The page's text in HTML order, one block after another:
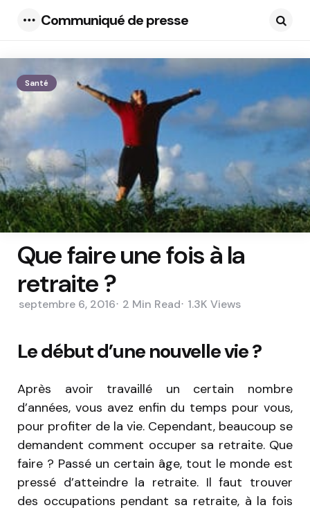
Communiqué de presse
Santé
Que faire une fois à la
retraite ?
septembre 6, 2016 2 Min Read 1.3K Views
Le début d’une nouvelle vie ?
Après avoir travaillé un certain nombre
d’années, vous avez enfin du temps pour vous,
pour profiter de la vie. Cependant, beaucoup se
demandent comment occuper sa retraite. Que
faire ? Passé un certain âge, tout le monde est
pressé d’atteindre la retraite. Il faut trouver
des occupations pendant sa retraite, à la fois